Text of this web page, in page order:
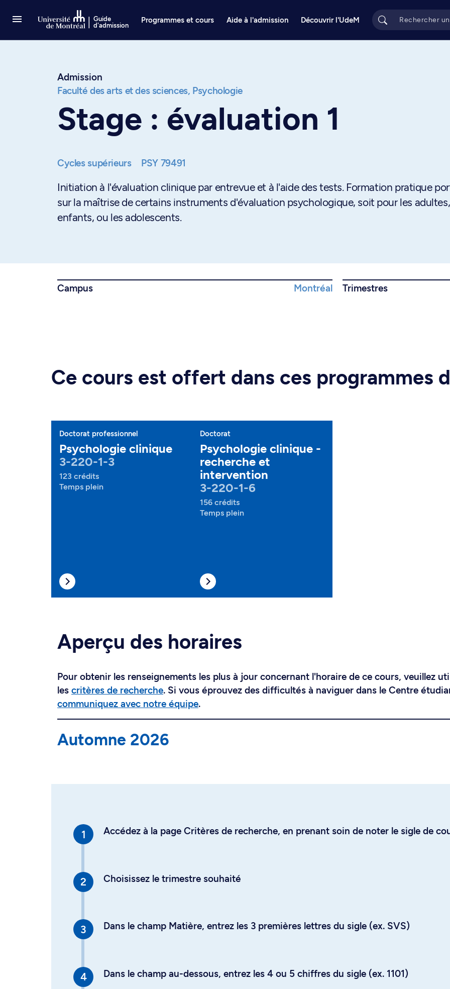
Guide
d'admission
Programmes et cours Aide à l'admission Découvrir l'UdeM
Admission
Faculté des arts et des sciences, Psychologie
Stage : évaluation 1
Cycles supérieurs PSY 79491
Initiation à l'évaluation clinique par entrevue et à l'aide des tests. Formation pratique
sur la maîtrise de certains instruments d'évaluation psychologique, soit pour les
enfants, ou les adolescents.
Campus Montréal Trimestres
Ce cours est offert dans ces programmes
Doctorat professionnel
Psychologie clinique
3-220-1-3
123 crédits
Temps plein
Doctorat
Psychologie clinique -
recherche et
intervention
3-220-1-6
156 crédits
Temps plein
Aperçu des horaires
Pour obtenir les renseignements les plus à jour concernant l'horaire de ce cours, veuillez
les critères de recherche. Si vous éprouvez des difficultés à naviguer dans le Centre
communiquez avec notre équipe.
Automne 2026
Accédez à la page Critères de recherche, en prenant soin de noter le sigle de
Choisissez le trimestre souhaité
Dans le champ Matière, entrez les 3 premières lettres du sigle (ex. SVS)
Dans le champ au-dessous, entrez les 4 ou 5 chiffres du sigle (ex. 1101)